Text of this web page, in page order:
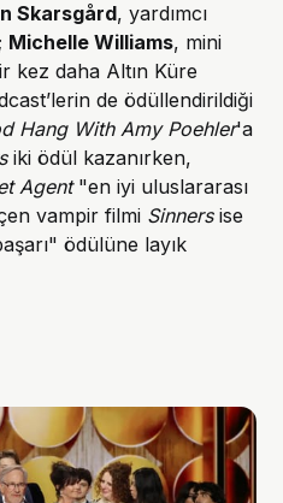
Skarsgård, yardımcı
Michelle Williams, mini
kez daha Altın Küre
de ödüllendirildiği
Hang With Amy Poehler'a
iki ödül kazanırken,
Agent"en iyi uluslararası
vampir filmi Sinnersise
ödülüne layık